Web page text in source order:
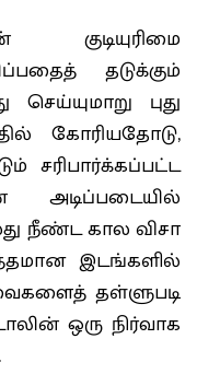
தடுக்கும்
புது
கோரியதோடு,
சரிபார்க்கப்பட்ட
நீண்ட கால விசா
இடங்களில்
தள்ளுபடி
ஒரு நிர்வாக